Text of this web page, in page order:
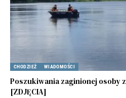
CHODZIEŻ WIADOMOŚCI
Poszukiwania zaginionej osoby
[ZDJĘCIA]